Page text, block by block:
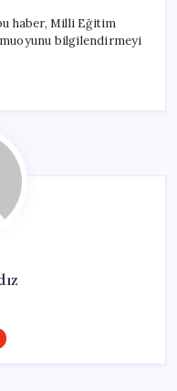
haber, Milli Eğitim
bilgilendirmeyi